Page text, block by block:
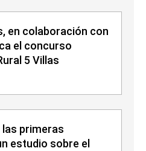
en colaboración con
el concurso
5 Villas
primeras
estudio sobre el